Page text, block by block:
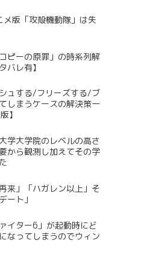
版「攻殻機動隊」は失
ピーの原罪」の時系列解
バレ有】
ュする/フリーズする/ブ
しまうケースの解決策一
】
学大学院のレベルの高さ
から観測し加えてその学
来」「ハガレン以上」そ
ート」
イター6」が起動時にど
なってしまうのでウィン